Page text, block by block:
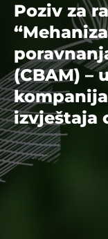
Poziv za
(CBAM) –
izvještaja